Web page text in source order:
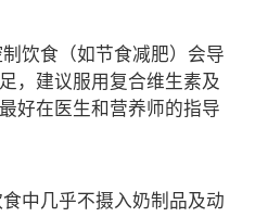
饮食（如节食减肥）会导
，建议服用复合维生素及
好在医生和营养师的指导
中几乎不摄入奶制品及动